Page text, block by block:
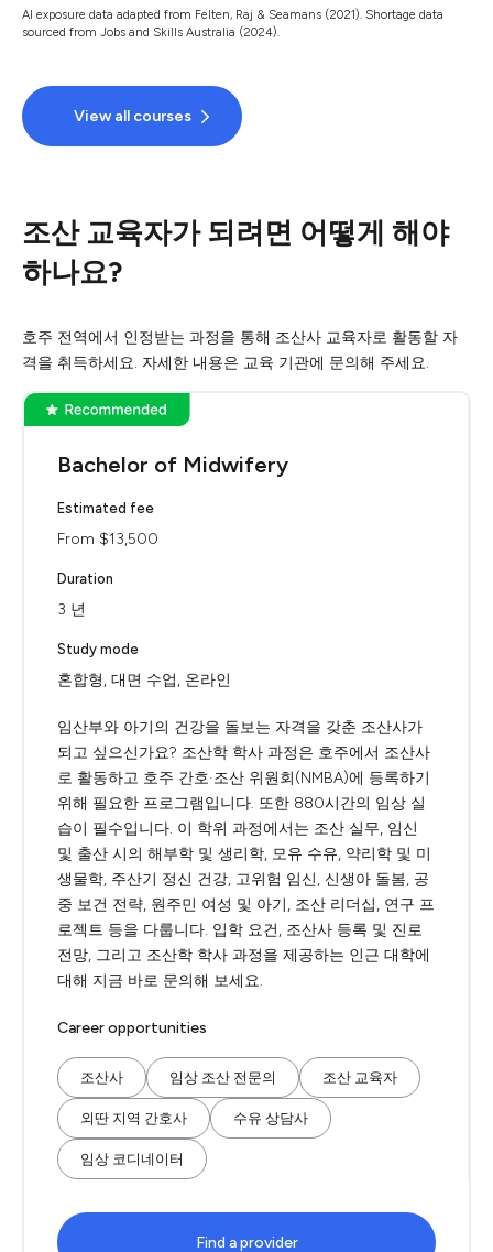
AI exposure data adapted from Felten, Raj & Seamans (2021). Shortage data
sourced from Jobs and Skills Australia (2024).
View all courses
조산 교육자가 되려면 어떻게 해야
하나요?
호주 전역에서 인정받는 과정을 통해 조산사 교육자로 활동할 자
격을 취득하세요. 자세한 내용은 교육 기관에 문의해 주세요.
Bachelor of Midwifery
Estimated fee
From $13,500
Duration
3 년
Study mode
혼합형, 대면 수업, 온라인
임산부와 아기의 건강을 돌보는 자격을 갖춘 조산사가
되고 싶으신가요? 조산학 학사 과정은 호주에서 조산사
로 활동하고 호주 간호·조산 위원회(NMBA)에 등록하기
위해 필요한 프로그램입니다. 또한 880시간의 임상 실
습이 필수입니다. 이 학위 과정에서는 조산 실무, 임신
및 출산 시의 해부학 및 생리학, 모유 수유, 약리학 및 미
생물학, 주산기 정신 건강, 고위험 임신, 신생아 돌봄, 공
중 보건 전략, 원주민 여성 및 아기, 조산 리더십, 연구 프
로젝트 등을 다룹니다. 입학 요건, 조산사 등록 및 진로
전망, 그리고 조산학 학사 과정을 제공하는 인근 대학에
대해 지금 바로 문의해 보세요.
Career opportunities
조산사 임상 조산 전문의 조산 교육자
외딴 지역 간호사 수유 상담사
임상 코디네이터
Find a provider